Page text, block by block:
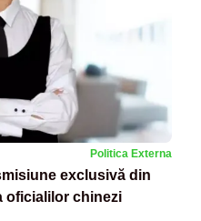
Politica Externa
exclusivă din
oficialilor chinezi